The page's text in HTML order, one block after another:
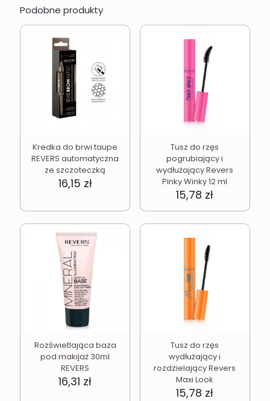
Podobne produkty
Kredka do brwi taupe
REVERS automatyczna
ze szczoteczką
16,15 zł
Tusz do rzęs
pogrubiający i
wydłużający Revers
Pinky Winky 12 ml
15,78 zł
Rozświetlająca baza
pod makijaż 30ml
REVERS
16,31 zł
Tusz do rzęs
wydłużający i
rozdzielający Revers
Maxi Look
15,78 zł